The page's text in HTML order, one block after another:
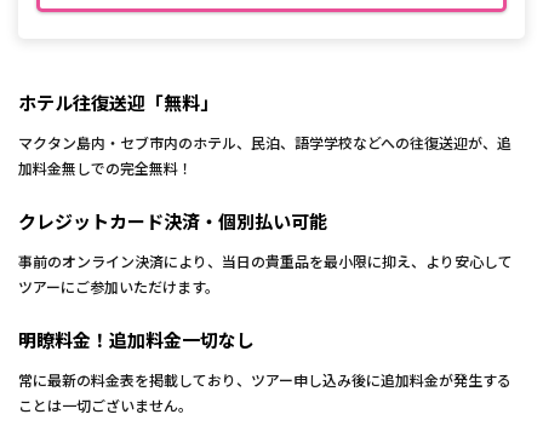
ホテル往復送迎「無料」
マクタン島内・セブ市内のホテル、民泊、語学学校などへの往復送迎が、追
加料金無しでの完全無料！
クレジットカード決済・個別払い可能
事前のオンライン決済により、当日の貴重品を最小限に抑え、より安心して
ツアーにご参加いただけます。
明瞭料金！追加料金一切なし
常に最新の料金表を掲載しており、ツアー申し込み後に追加料金が発生する
ことは一切ございません。